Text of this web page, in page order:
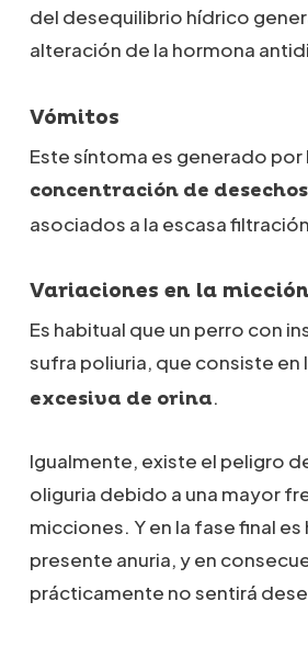
del desequilibrio hídrico
alteración de la hormona
Vómitos
Este síntoma es generado por
concentración de
asociados a la escasa
Variaciones en la micción
Es habitual que un perro con
sufra poliuria, que consiste en
excesiva de orina.
Igualmente, existe el peligro
oliguria debido a una mayor
micciones. Y en la fase final
presente anuria, y en
prácticamente no sentirá